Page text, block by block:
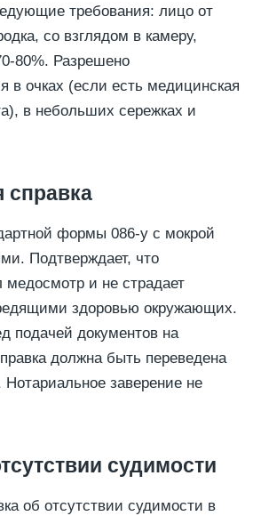
требования: лицо от
со взглядом в камеру,
80%. Разрешено
в очках (если есть медицинская
в небольших сережках и
справка
формы 086-у с мокрой
Подтверждает, что
медосмотр и не страдает
здоровью окружающих.
подачей документов на
должна быть переведена
Нотариальное заверение не
судимости
об отсутствии судимости в